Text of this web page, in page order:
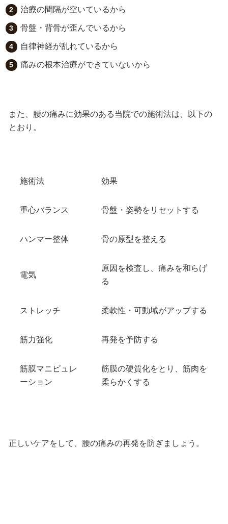
治療の間隔が空いているから
骨盤・背骨が歪んでいるから
自律神経が乱れているから
痛みの根本治療ができていないから
また、腰の痛みに効果のある当院での施術法は、以下の
とおり。
施術法 効果
重心バランス 骨盤・姿勢をリセットする
ハンマー整体 骨の原型を整える
電気
原因を検査し、痛みを和らげ
る
ストレッチ 柔軟性・可動域がアップする
筋力強化 再発を予防する
筋膜マニピュレ
ーション
筋膜の硬質化をとり、筋肉を
柔らかくする
正しいケアをして、腰の痛みの再発を防ぎましょう。